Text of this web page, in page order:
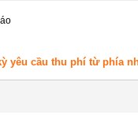
yêu cầu thu phí từ phía